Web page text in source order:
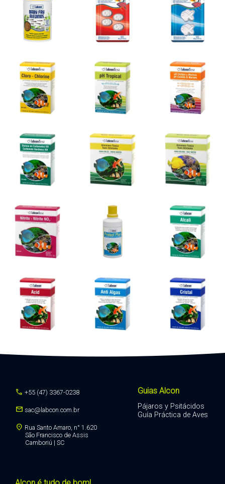
call +55 (47) 3367-0238
mail sac@labcon.com.br
location_on Rua Santo Amaro, n° 1.620
São Francisco de Assis
Camboriú | SC
Guias Alcon
Pájaros y Psitácidos
Guía Práctica de Aves